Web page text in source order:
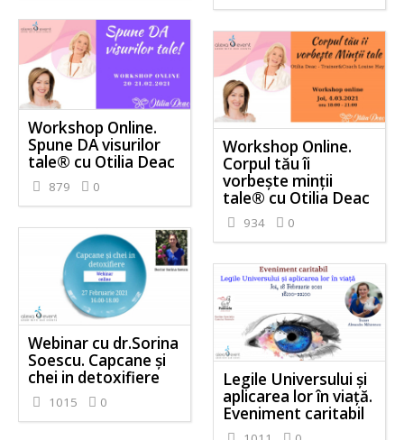
Workshop Online.
Spune DA visurilor
tale® cu Otilia Deac
879 0
Workshop Online.
Corpul tău îi
vorbește minții
tale® cu Otilia Deac
934 0
Webinar cu dr.Sorina
Soescu. Capcane și
chei in detoxifiere
1015 0
Legile Universului și
aplicarea lor în viață.
Eveniment caritabil